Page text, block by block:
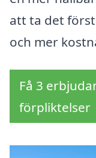
att ta det
och mer
Få 3
förpliktelser